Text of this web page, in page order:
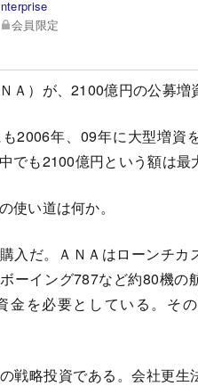
会員限定
Ａ）が、2100億円の公募増
2006年、09年に大型増資
でも2100億円という額は最
使い道は何か。
入だ。ＡＮＡはローンチカ
ーイング787など約80機の
金を必要としている。そ
戦略投資である。会社更生